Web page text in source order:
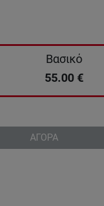
Βασικό
55.00 €
ΑΓΟΡΑ